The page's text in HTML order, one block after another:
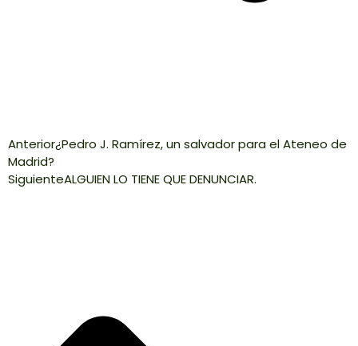
Anterior¿Pedro J. Ramírez, un salvador para el Ateneo de
Madrid?
SiguienteALGUIEN LO TIENE QUE DENUNCIAR.